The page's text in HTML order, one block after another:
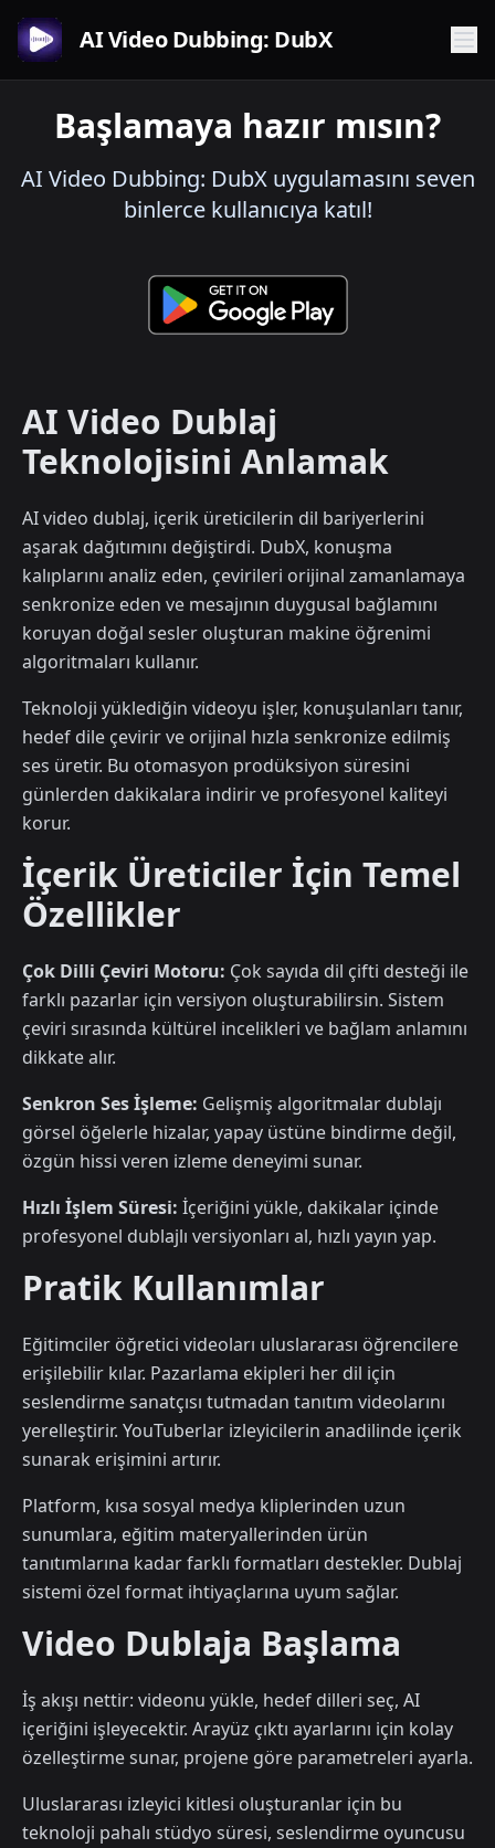
AI Video Dubbing: DubX
Başlamaya hazır mısın?
AI Video Dubbing: DubX uygulamasını seven
binlerce kullanıcıya katıl!
AI Video Dublaj
Teknolojisini Anlamak
AI video dublaj, içerik üreticilerin dil bariyerlerini
aşarak dağıtımını değiştirdi. DubX, konuşma
kalıplarını analiz eden, çevirileri orijinal zamanlamaya
senkronize eden ve mesajının duygusal bağlamını
koruyan doğal sesler oluşturan makine öğrenimi
algoritmaları kullanır.
Teknoloji yüklediğin videoyu işler, konuşulanları tanır,
hedef dile çevirir ve orijinal hızla senkronize edilmiş
ses üretir. Bu otomasyon prodüksiyon süresini
günlerden dakikalara indirir ve profesyonel kaliteyi
korur.
İçerik Üreticiler İçin Temel
Özellikler
Çok Dilli Çeviri Motoru: Çok sayıda dil çifti desteği ile
farklı pazarlar için versiyon oluşturabilirsin. Sistem
çeviri sırasında kültürel incelikleri ve bağlam anlamını
dikkate alır.
Senkron Ses İşleme: Gelişmiş algoritmalar dublajı
görsel öğelerle hizalar, yapay üstüne bindirme değil,
özgün hissi veren izleme deneyimi sunar.
Hızlı İşlem Süresi: İçeriğini yükle, dakikalar içinde
profesyonel dublajlı versiyonları al, hızlı yayın yap.
Pratik Kullanımlar
Eğitimciler öğretici videoları uluslararası öğrencilere
erişilebilir kılar. Pazarlama ekipleri her dil için
seslendirme sanatçısı tutmadan tanıtım videolarını
yerelleştirir. YouTuberlar izleyicilerin anadilinde içerik
sunarak erişimini artırır.
Platform, kısa sosyal medya kliplerinden uzun
sunumlara, eğitim materyallerinden ürün
tanıtımlarına kadar farklı formatları destekler. Dublaj
sistemi özel format ihtiyaçlarına uyum sağlar.
Video Dublaja Başlama
İş akışı nettir: videonu yükle, hedef dilleri seç, AI
içeriğini işleyecektir. Arayüz çıktı ayarlarını için kolay
özelleştirme sunar, projene göre parametreleri ayarla.
Uluslararası izleyici kitlesi oluşturanlar için bu
teknoloji pahalı stüdyo süresi, seslendirme oyuncusu